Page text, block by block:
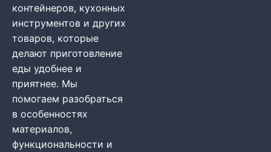
контейнеров, кухонных
инструментов и других
товаров, которые
делают приготовление
еды удобнее и
приятнее. Мы
помогаем разобраться
в особенностях
материалов,
функциональности и